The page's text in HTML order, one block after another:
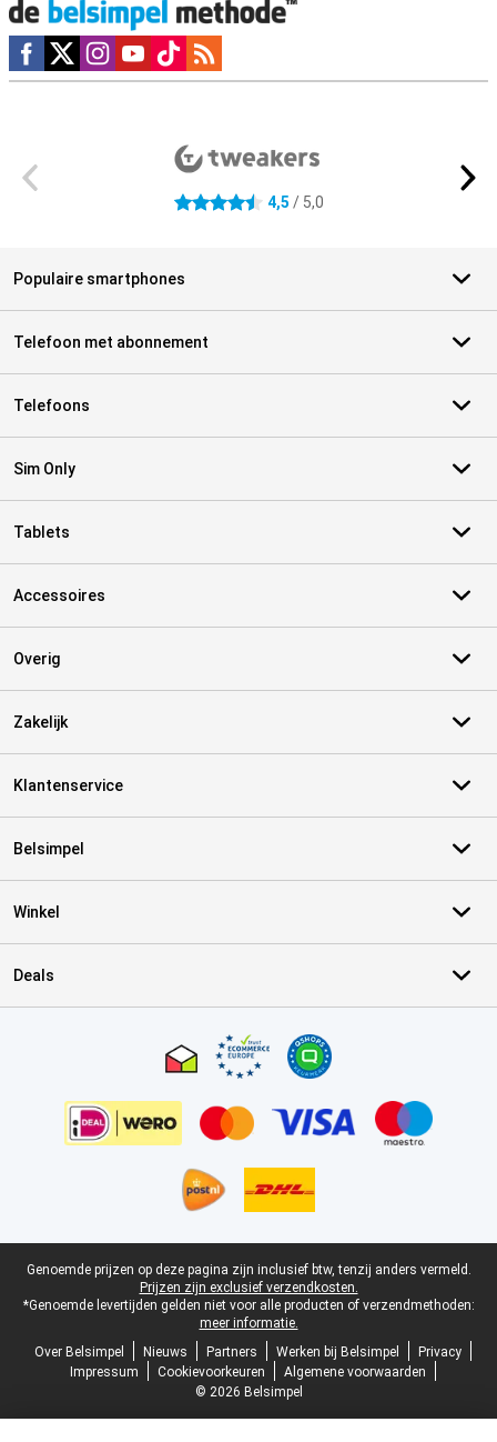
Social media
4.5 sterren 4,5 / 5,0
Populaire smartphones
Telefoon met abonnement
Telefoons
Sim Only
Tablets
Accessoires
Overig
Zakelijk
Klantenservice
Belsimpel
Winkel
Deals
Juridische voettekst
Genoemde prijzen op deze pagina zijn inclusief btw, tenzij anders vermeld.
Prijzen zijn exclusief verzendkosten.
*Genoemde levertijden gelden niet voor alle producten of verzendmethoden:
meer informatie.
Over Belsimpel
Nieuws Partners Werken bij Belsimpel
Privacy
Impressum
Cookievoorkeuren
Algemene voorwaarden
© 2026 Belsimpel